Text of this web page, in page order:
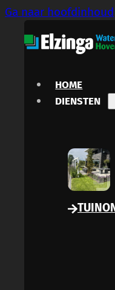
Ga naar hoofdinhoud
HOME
DIENSTEN